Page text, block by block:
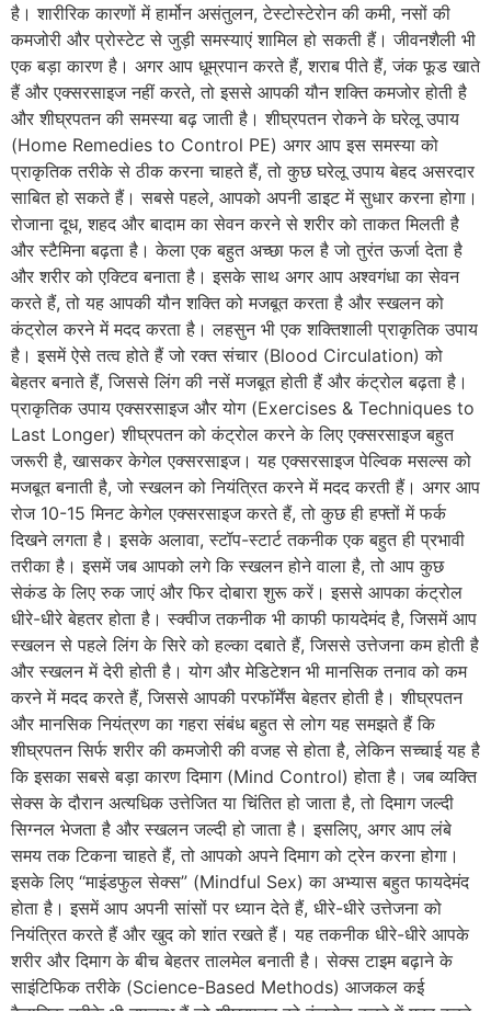
है। शारीरिक कारणों में हार्मोन असंतुलन, टेस्टोस्टेरोन की कमी, नसों की
कमजोरी और प्रोस्टेट से जुड़ी समस्याएं शामिल हो सकती हैं। जीवनशैली भी
एक बड़ा कारण है। अगर आप धूम्रपान करते हैं, शराब पीते हैं, जंक फूड खाते
हैं और एक्सरसाइज नहीं करते, तो इससे आपकी यौन शक्ति कमजोर होती है
और शीघ्रपतन की समस्या बढ़ जाती है। शीघ्रपतन रोकने के घरेलू उपाय
(Home Remedies to Control PE) अगर आप इस समस्या को
प्राकृतिक तरीके से ठीक करना चाहते हैं, तो कुछ घरेलू उपाय बेहद असरदार
साबित हो सकते हैं। सबसे पहले, आपको अपनी डाइट में सुधार करना होगा।
रोजाना दूध, शहद और बादाम का सेवन करने से शरीर को ताकत मिलती है
और स्टैमिना बढ़ता है। केला एक बहुत अच्छा फल है जो तुरंत ऊर्जा देता है
और शरीर को एक्टिव बनाता है। इसके साथ अगर आप अश्वगंधा का सेवन
करते हैं, तो यह आपकी यौन शक्ति को मजबूत करता है और स्खलन को
कंट्रोल करने में मदद करता है। लहसुन भी एक शक्तिशाली प्राकृतिक उपाय
है। इसमें ऐसे तत्व होते हैं जो रक्त संचार (Blood Circulation) को
बेहतर बनाते हैं, जिससे लिंग की नसें मजबूत होती हैं और कंट्रोल बढ़ता है।
प्राकृतिक उपाय एक्सरसाइज और योग (Exercises & Techniques to
Last Longer) शीघ्रपतन को कंट्रोल करने के लिए एक्सरसाइज बहुत
जरूरी है, खासकर केगेल एक्सरसाइज। यह एक्सरसाइज पेल्विक मसल्स को
मजबूत बनाती है, जो स्खलन को नियंत्रित करने में मदद करती हैं। अगर आप
रोज 10-15 मिनट केगेल एक्सरसाइज करते हैं, तो कुछ ही हफ्तों में फर्क
दिखने लगता है। इसके अलावा, स्टॉप-स्टार्ट तकनीक एक बहुत ही प्रभावी
तरीका है। इसमें जब आपको लगे कि स्खलन होने वाला है, तो आप कुछ
सेकंड के लिए रुक जाएं और फिर दोबारा शुरू करें। इससे आपका कंट्रोल
धीरे-धीरे बेहतर होता है। स्क्वीज तकनीक भी काफी फायदेमंद है, जिसमें आप
स्खलन से पहले लिंग के सिरे को हल्का दबाते हैं, जिससे उत्तेजना कम होती है
और स्खलन में देरी होती है। योग और मेडिटेशन भी मानसिक तनाव को कम
करने में मदद करते हैं, जिससे आपकी परफॉर्मेंस बेहतर होती है। शीघ्रपतन
और मानसिक नियंत्रण का गहरा संबंध बहुत से लोग यह समझते हैं कि
शीघ्रपतन सिर्फ शरीर की कमजोरी की वजह से होता है, लेकिन सच्चाई यह है
कि इसका सबसे बड़ा कारण दिमाग (Mind Control) होता है। जब व्यक्ति
सेक्स के दौरान अत्यधिक उत्तेजित या चिंतित हो जाता है, तो दिमाग जल्दी
सिग्नल भेजता है और स्खलन जल्दी हो जाता है। इसलिए, अगर आप लंबे
समय तक टिकना चाहते हैं, तो आपको अपने दिमाग को ट्रेन करना होगा।
इसके लिए “माइंडफुल सेक्स” (Mindful Sex) का अभ्यास बहुत फायदेमंद
होता है। इसमें आप अपनी सांसों पर ध्यान देते हैं, धीरे-धीरे उत्तेजना को
नियंत्रित करते हैं और खुद को शांत रखते हैं। यह तकनीक धीरे-धीरे आपके
शरीर और दिमाग के बीच बेहतर तालमेल बनाती है। सेक्स टाइम बढ़ाने के
साइंटिफिक तरीके (Science-Based Methods) आजकल कई